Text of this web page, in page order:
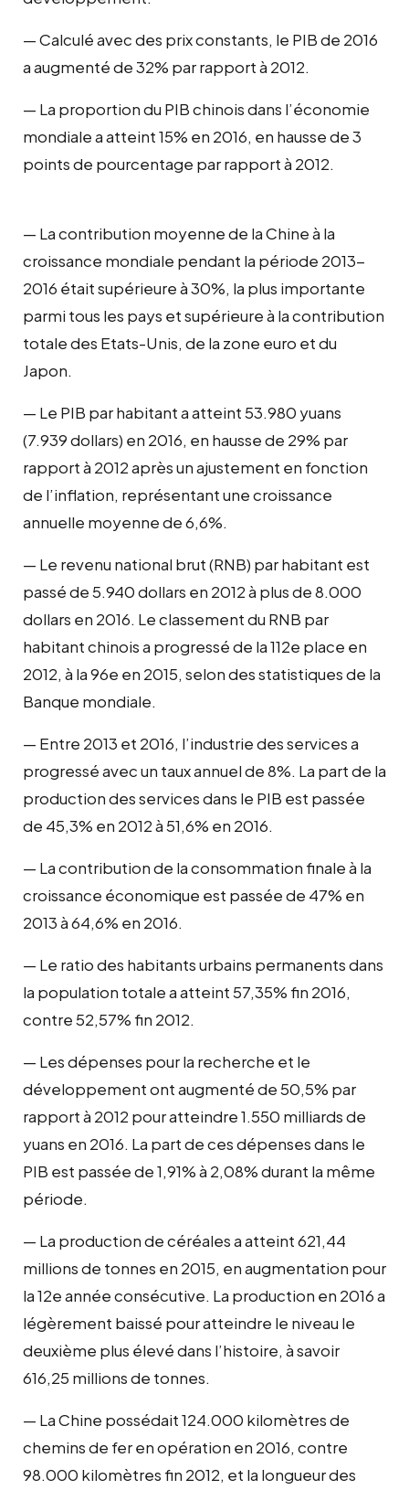
— Calculé avec des prix constants, le PIB de 2016
a augmenté de 32% par rapport à 2012.
— La proportion du PIB chinois dans l’économie
mondiale a atteint 15% en 2016, en hausse de 3
points de pourcentage par rapport à 2012.
— La contribution moyenne de la Chine à la
croissance mondiale pendant la période 2013-
2016 était supérieure à 30%, la plus importante
parmi tous les pays et supérieure à la contribution
totale des Etats-Unis, de la zone euro et du
Japon.
— Le PIB par habitant a atteint 53.980 yuans
(7.939 dollars) en 2016, en hausse de 29% par
rapport à 2012 après un ajustement en fonction
de l’inflation, représentant une croissance
annuelle moyenne de 6,6%.
— Le revenu national brut (RNB) par habitant est
passé de 5.940 dollars en 2012 à plus de 8.000
dollars en 2016. Le classement du RNB par
habitant chinois a progressé de la 112e place en
2012, à la 96e en 2015, selon des statistiques de la
Banque mondiale.
— Entre 2013 et 2016, l’industrie des services a
progressé avec un taux annuel de 8%. La part de la
production des services dans le PIB est passée
de 45,3% en 2012 à 51,6% en 2016.
— La contribution de la consommation finale à la
croissance économique est passée de 47% en
2013 à 64,6% en 2016.
— Le ratio des habitants urbains permanents dans
la population totale a atteint 57,35% fin 2016,
contre 52,57% fin 2012.
— Les dépenses pour la recherche et le
développement ont augmenté de 50,5% par
rapport à 2012 pour atteindre 1.550 milliards de
yuans en 2016. La part de ces dépenses dans le
PIB est passée de 1,91% à 2,08% durant la même
période.
— La production de céréales a atteint 621,44
millions de tonnes en 2015, en augmentation pour
la 12e année consécutive. La production en 2016 a
légèrement baissé pour atteindre le niveau le
deuxième plus élevé dans l’histoire, à savoir
616,25 millions de tonnes.
— La Chine possédait 124.000 kilomètres de
chemins de fer en opération en 2016, contre
98.000 kilomètres fin 2012, et la longueur des